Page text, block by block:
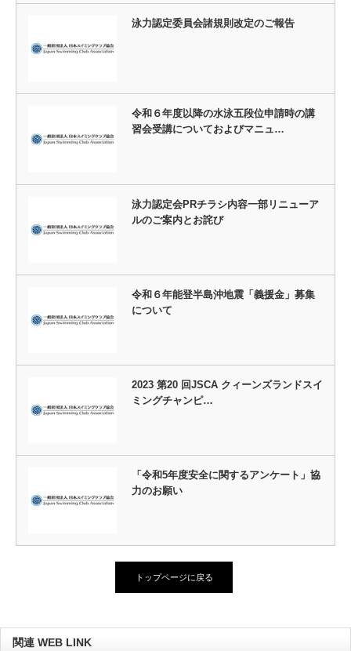
泳力認定委員会諸規則改定のご報告
令和６年度以降の水泳五段位申請時の講
習会受講についておよびマニュ…
泳力認定会PRチラシ内容一部リニューア
ルのご案内とお詫び
令和６年能登半島沖地震「義援金」募集
について
2023 第20 回JSCA クィーンズランドスイ
ミングチャンピ…
「令和5年度安全に関するアンケート」協
力のお願い
トップページに戻る
関連 WEB LINK